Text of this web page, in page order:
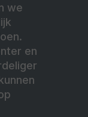
we
en